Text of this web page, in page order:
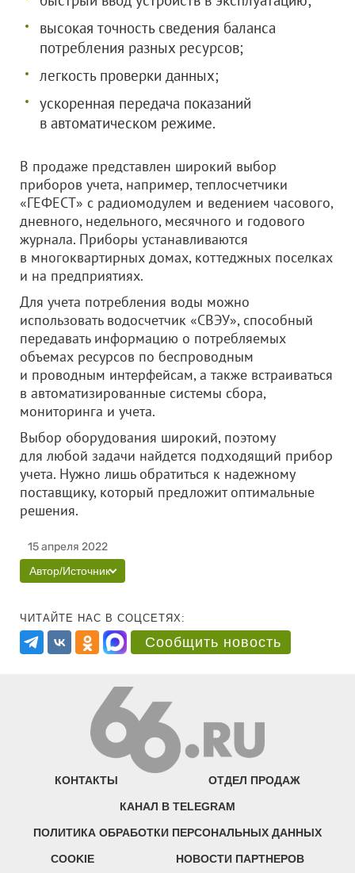
высокая точность сведения баланса
потребления разных ресурсов;
легкость проверки данных;
ускоренная передача показаний
в автоматическом режиме.
В продаже представлен широкий выбор
приборов учета, например, теплосчетчики
«ГЕФЕСТ» с радиомодулем и ведением часового,
дневного, недельного, месячного и годового
журнала. Приборы устанавливаются
в многоквартирных домах, коттеджных поселках
и на предприятиях.
Для учета потребления воды можно
использовать водосчетчик «СВЭУ», способный
передавать информацию о потребляемых
объемах ресурсов по беспроводным
и проводным интерфейсам, а также встраиваться
в автоматизированные системы сбора,
мониторинга и учета.
Выбор оборудования широкий, поэтому
для любой задачи найдется подходящий прибор
учета. Нужно лишь обратиться к надежному
поставщику, который предложит оптимальные
решения.
15 апреля 2022
Автор/Источник
ЧИТАЙТЕ НАС В СОЦСЕТЯХ:
Сообщить новость
КОНТАКТЫ ОТДЕЛ ПРОДАЖ
КАНАЛ В TELEGRAM
ПОЛИТИКА ОБРАБОТКИ ПЕРСОНАЛЬНЫХ ДАННЫХ
COOKIE НОВОСТИ ПАРТНЕРОВ